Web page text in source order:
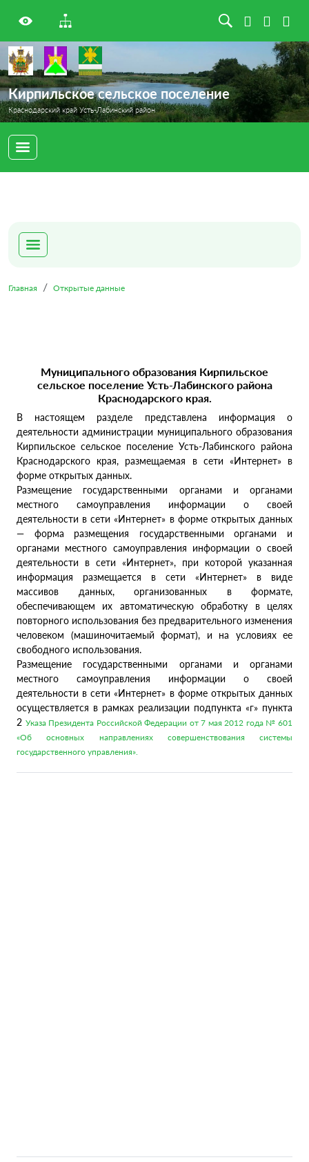
Кирпильское сельское поселение
Краснодарский край Усть-Лабинский район
Главная Открытые данные
Муниципального образования Кирпильское
сельское поселение Усть-Лабинского района
Краснодарского края.
В настоящем разделе представлена информация о
деятельности администрации муниципального образования
Кирпильское сельское поселение Усть-Лабинского района
Краснодарского края, размещаемая в сети «Интернет» в
форме открытых данных.
Размещение государственными органами и органами
местного самоуправления информации о своей
деятельности в сети «Интернет» в форме открытых данных
— форма размещения государственными органами и
органами местного самоуправления информации о своей
деятельности в сети «Интернет», при которой указанная
информация размещается в сети «Интернет» в виде
массивов данных, организованных в формате,
обеспечивающем их автоматическую обработку в целях
повторного использования без предварительного изменения
человеком (машиночитаемый формат), и на условиях ее
свободного использования.
Размещение государственными органами и органами
местного самоуправления информации о своей
деятельности в сети «Интернет» в форме открытых данных
осуществляется в рамках реализации подпункта «г» пункта
2 Указа Президента Российской Федерации от 7 мая 2012 года № 601
«Об основных направлениях совершенствования системы
государственного управления».